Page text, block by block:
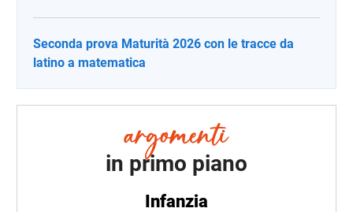
Seconda prova Maturità 2026 con le tracce da
latino a matematica
in primo piano
Infanzia